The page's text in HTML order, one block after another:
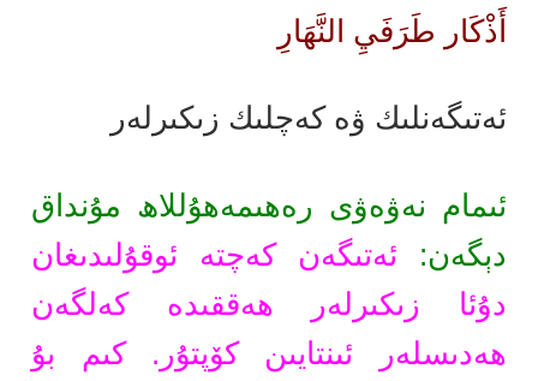
أَذْكَار طَرَفَيِ النَّهَارِ
ئەتىگەنلىك ۋە كەچلىك زىكىرلەر
ئىمام نەۋەۋى رەھىمەھۇللاھ مۇنداق
دېگەن: ئەتىگەن كەچتە ئوقۇلىدىغان
دۇئا زىكىرلەر ھەققىدە كەلگەن
ھەدىسلەر ئىنتايىن كۆپتۇر. كىم بۇ